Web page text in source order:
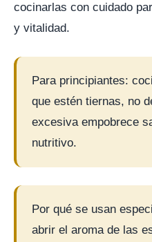
cocinarlas con cuidado
y vitalidad.
Para principiantes:
que estén tiernas, no
excesiva empobrece
nutritivo.
Por qué se usan
abrir el aroma de las